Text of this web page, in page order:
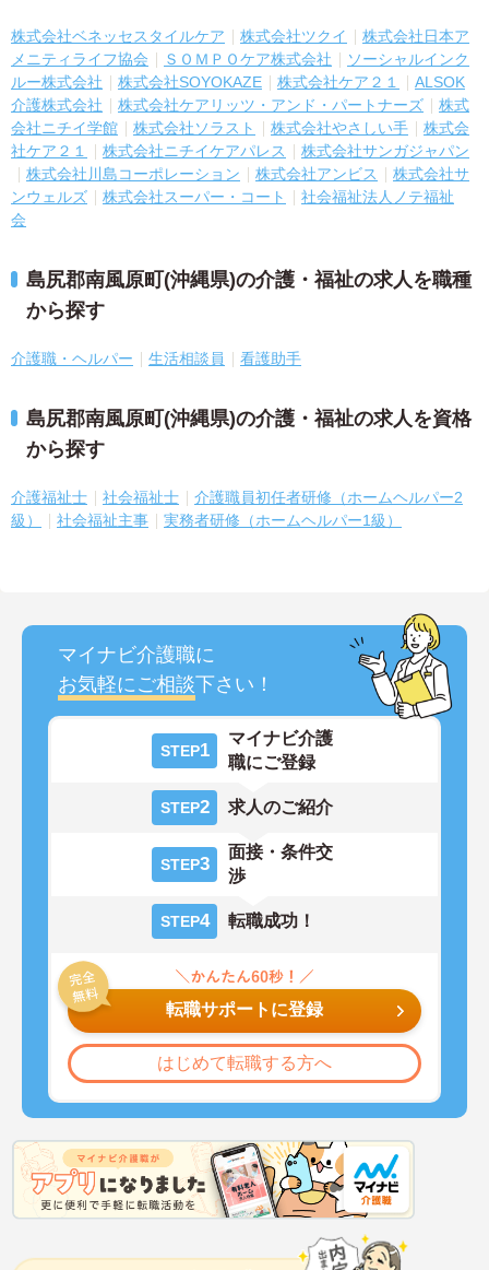
株式会社ベネッセスタイルケア 株式会社ツクイ
株式会社日本ア
メニティライフ協会
ＳＯＭＰＯケア株式会社
ソーシャルインク
ルー株式会社
株式会社SOYOKAZE 株式会社ケア２１
ALSOK
介護株式会社
株式会社ケアリッツ・アンド・パートナーズ
株式
会社ニチイ学館
株式会社ソラスト 株式会社やさしい手
株式会
社ケア２１
株式会社ニチイケアパレス
株式会社サンガジャパン
株式会社川島コーポレーション
株式会社アンビス
株式会社サ
ンウェルズ
株式会社スーパー・コート
社会福祉法人ノテ福祉
会
島尻郡南風原町(沖縄県)の介護・福祉の求人を職種
から探す
介護職・ヘルパー 生活相談員 看護助手
島尻郡南風原町(沖縄県)の介護・福祉の求人を資格
から探す
介護福祉士 社会福祉士
介護職員初任者研修（ホームヘルパー2
級）
社会福祉主事 実務者研修（ホームヘルパー1級）
マイナビ介護職に
お気軽にご相談下さい！
STEP1
マイナビ介護
職にご登録
STEP2 求人のご紹介
STEP3
面接・条件交
渉
STEP4 転職成功！
転職サポートに登録
はじめて転職する方へ